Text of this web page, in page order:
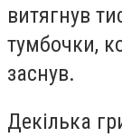
витягнув
тумбочки,
заснув.
Декілька